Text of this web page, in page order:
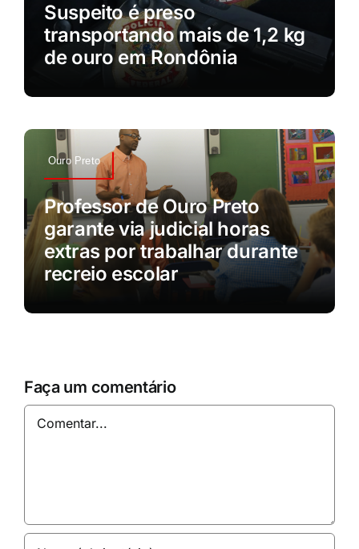
Suspeito é preso
transportando mais de 1,2 kg
de ouro em Rondônia
Ouro Preto
Professor de Ouro Preto
garante via judicial horas
extras por trabalhar durante
recreio escolar
Faça um comentário
Comentar